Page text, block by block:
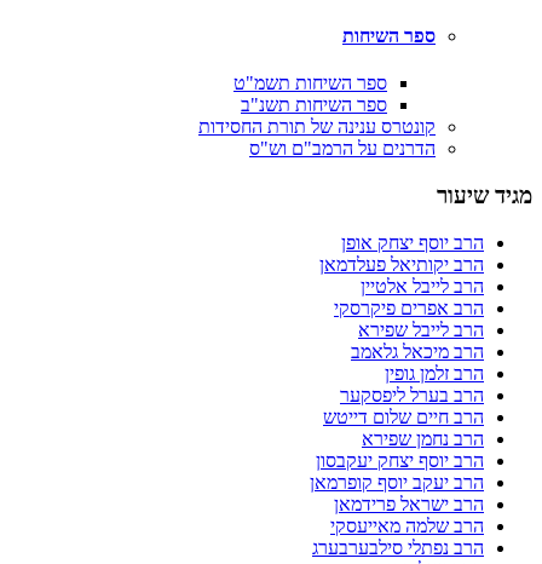
ספר השיחות
ספר השיחות תשמ"ט
ספר השיחות תשנ"ב
קונטרס ענינה של תורת החסידות
הדרנים על הרמב"ם וש"ס
מגיד שיעור
הרב יוסף יצחק אופן
הרב יקותיאל פעלדמאן
הרב לייבל אלטיין
הרב אפרים פיקרסקי
הרב לייבל שפירא
הרב מיכאל גלאמב
הרב זלמן גופין
הרב בערל ליפסקער
הרב חיים שלום דייטש
הרב נחמן שפירא
הרב יוסף יצחק יעקבסון
הרב יעקב יוסף קופרמאן
הרב ישראל פרידמאן
הרב שלמה מאייעסקי
הרב נפתלי סילבערבערג